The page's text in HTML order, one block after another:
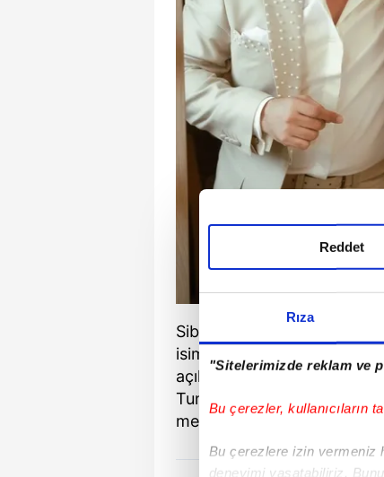
Rıza
"Sitelerimizde reklam ve
Bu çerezler, kullanıcıların
Bu çerezlere izin vermeniz
deneyimi yaşatabiliriz.
Reddet
Sibel Can, Ajda Pekkan,
isimlerin performanslarıyla
açıklamalarda dikkat çekti.
Tunca ile yaşadığı yeni
mesailerinden detaylar...